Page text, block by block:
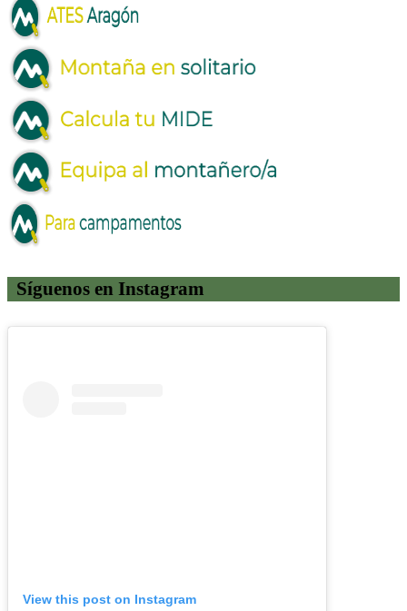
Síguenos en Instagram
View this post on Instagram